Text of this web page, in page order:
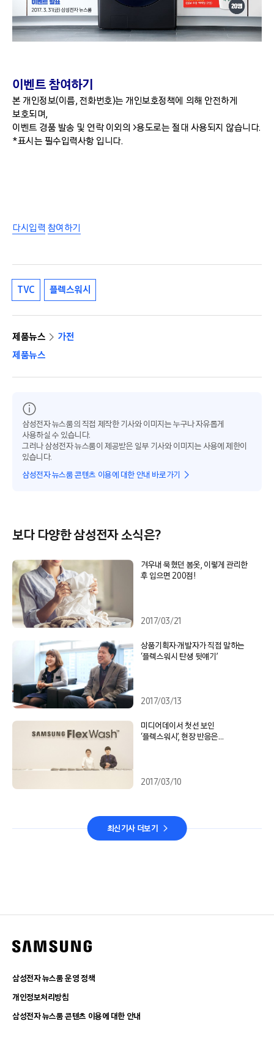
이벤트 참여하기
본 개인정보(이름, 전화번호)는 개인보호정책에 의해 안전하게
보호되며,
이벤트 경품 발송 및 연락 이외의 >용도로는 절대 사용되지 않습니다.
*표시는 필수입력사항 입니다.
다시입력 참여하기
TVC 플렉스워시
제품뉴스
가전
제품뉴스
삼성전자 뉴스룸의 직접 제작한 기사와 이미지는 누구나 자유롭게
사용하실 수 있습니다.
그러나 삼성전자 뉴스룸이 제공받은 일부 기사와 이미지는 사용에 제한이
있습니다.
삼성전자 뉴스룸 콘텐츠 이용에 대한 안내 바로가기
보다 다양한 삼성전자 소식은?
겨우내 묵혔던 봄옷, 이렇게 관리한
후 입으면 200점!
2017/03/21
상품기획자∙개발자가 직접 말하는
‘플렉스워시 탄생 뒷얘기’
2017/03/13
미디어데이서 첫선 보인
‘플렉스워시’, 현장 반응은…
2017/03/10
최신기사 더보기
삼성전자 뉴스룸 운영 정책
개인정보처리방침
삼성전자 뉴스룸 콘텐츠 이용에 대한 안내